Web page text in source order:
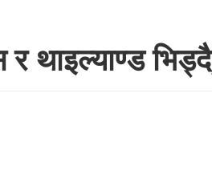
थाइल्याण्ड